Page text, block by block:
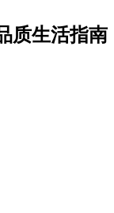
质生活指南